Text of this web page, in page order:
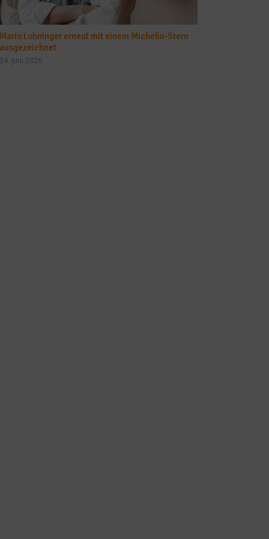
Mario Lohninger erneut mit einem Michelin-Stern
ausgezeichnet
24. Juni 2026